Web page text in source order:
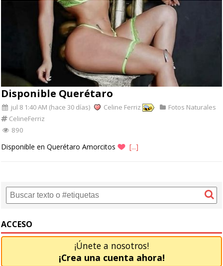
Disponible Querétaro
jul 8 1:40 AM (hace 30 días) Celine Ferriz
Fotos Naturales
CelineFerriz
890
Disponible en Querétaro Amorcitos [...]
ACCESO
¡Únete a nosotros!
¡Crea una cuenta ahora!